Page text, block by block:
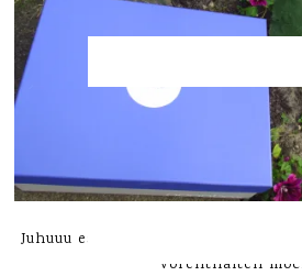
Juhuuu es kam eine neue
vorenthalten